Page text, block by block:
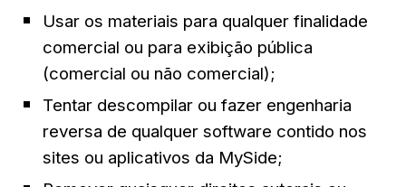
Usar os materiais para qualquer finalidade
comercial ou para exibição pública
(comercial ou não comercial);
Tentar descompilar ou fazer engenharia
reversa de qualquer software contido nos
sites ou aplicativos da MySide;